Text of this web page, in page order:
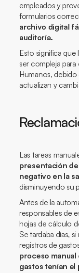
empleados y
formularios
archivo digital
auditoría.
Esto significa
ser compleja
Humanos, debido
actualizan y
Las tareas
presentación
negativo en la
disminuyendo su
Antes de la
responsables de
hojas de cálculo
Se tardaba días,
registros de
proceso
gastos tenían